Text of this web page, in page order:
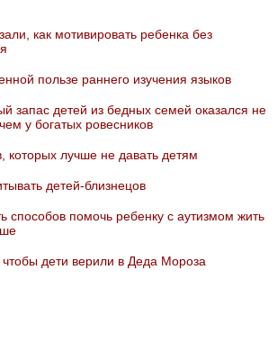
как мотивировать ребенка без
пользе раннего изучения языков
запас детей из бедных семей оказался не
у богатых ровесников
которых лучше не давать детям
детей-близнецов
способов помочь ребенку с аутизмом жить
дети верили в Деда Мороза